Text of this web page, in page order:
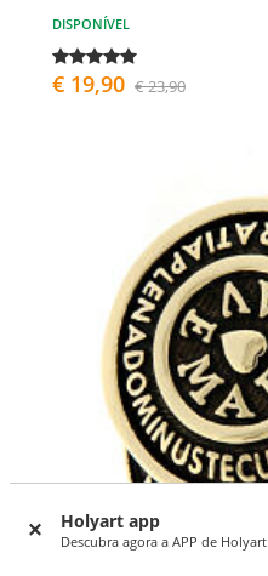
Holyart app
Descubra agora a APP de Holyart
DISPONÍVEL
€ 19,90 € 23,90